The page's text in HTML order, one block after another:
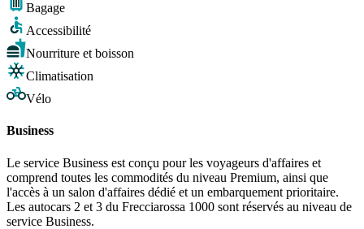
Bagage
Accessibilité
Nourriture et boisson
Climatisation
Vélo
Business
Le service Business est conçu pour les voyageurs d'affaires et
comprend toutes les commodités du niveau Premium, ainsi que
l'accès à un salon d'affaires dédié et un embarquement prioritaire.
Les autocars 2 et 3 du Frecciarossa 1000 sont réservés au niveau de
service Business.